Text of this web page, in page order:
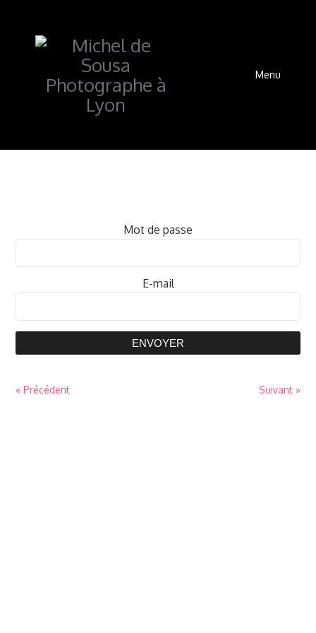
Menu
Mot de passe
E-mail
ENVOYER
« Précédent Suivant »